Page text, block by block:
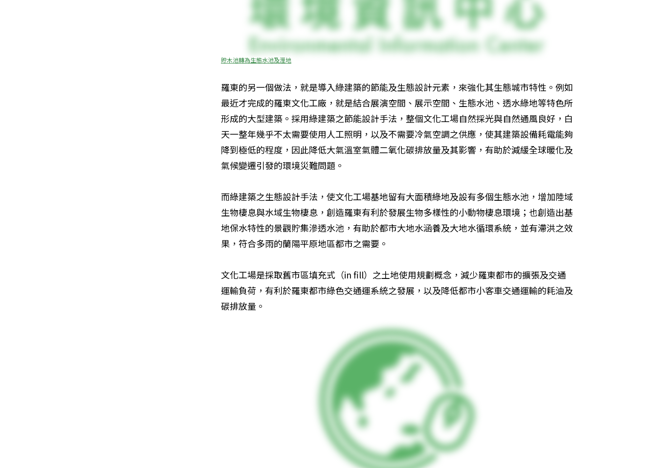
貯木池轉為生態水池及溼地
羅東的另一個做法，就是導入綠建築的節能及生態設計元素，來強化其生態城市特性。例如
最近才完成的羅東文化工廠，就是結合展演空間、展示空間、生態水池、透水綠地等特色所
形成的大型建築。採用綠建築之節能設計手法，整個文化工場自然採光與自然通風良好，白
天一整年幾乎不太需要使用人工照明，以及不需要冷氣空調之供應，使其建築設備耗電能夠
降到極低的程度，因此降低大氣溫室氣體二氧化碳排放量及其影響，有助於減緩全球暖化及
氣候變遷引發的環境災難問題。
而綠建築之生態設計手法，使文化工場基地留有大面積綠地及設有多個生態水池，增加陸域
生物棲息與水域生物棲息，創造羅東有利於發展生物多樣性的小動物棲息環境；也創造出基
地保水特性的景觀貯集滲透水池，有助於都市大地水涵養及大地水循環系統，並有滯洪之效
果，符合多雨的蘭陽平原地區都市之需要。
文化工場是採取舊市區填充式（in fill）之土地使用規劃概念，減少羅東都市的擴張及交通
運輸負荷，有利於羅東都市綠色交通運系統之發展，以及降低都市小客車交通運輸的耗油及
碳排放量。